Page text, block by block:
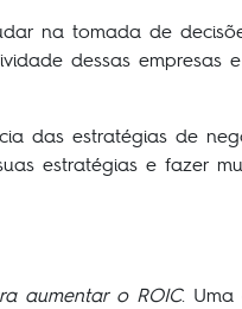
na tomada de
dessas empresas
das estratégias de
estratégias e fazer
aumentar o ROIC. Uma